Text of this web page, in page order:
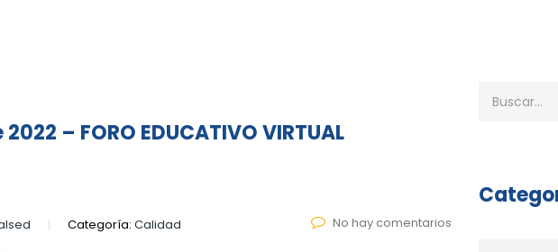
– FORO EDUCATIVO VIRTUAL
Categoría: Calidad No hay comentarios